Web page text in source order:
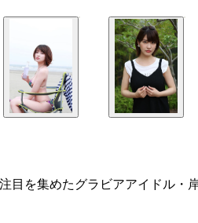
目を集めたグラビアアイドル